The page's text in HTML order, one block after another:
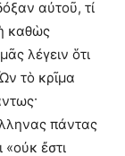
αὐτοῦ, τί
καθὼς
λέγειν ὅτι
τὸ κρῖμα
πάντας
«οὐκ ἔστι